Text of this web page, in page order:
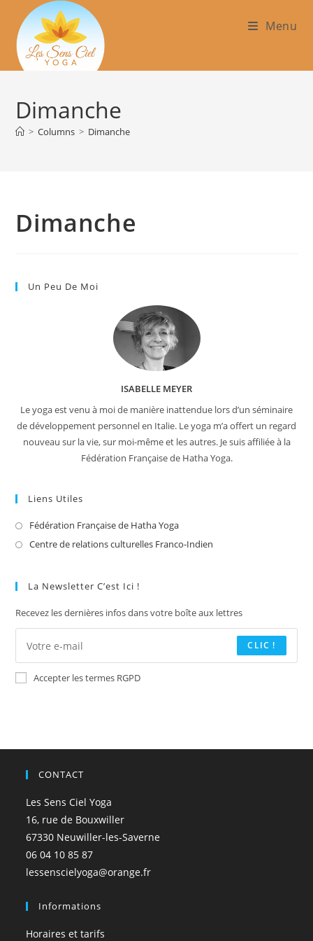
content
Menu
Dimanche
> Columns > Dimanche
Dimanche
Un Peu De Moi
ISABELLE MEYER
Le yoga est venu à moi de manière inattendue lors d’un séminaire
de développement personnel en Italie. Le yoga m’a offert un regard
nouveau sur la vie, sur moi-même et les autres. Je suis affiliée à la
Fédération Française de Hatha Yoga.
Liens Utiles
Fédération Française de Hatha YogaS’ouvre
dans
Centre de relations culturelles Franco-Indien
onglet
La Newsletter C’est Ici !
Recevez les dernières infos dans votre boîte aux lettres
CLIC !
Accepter les termes RGPD
CONTACT
Les Sens Ciel Yoga
16, rue de Bouxwiller
67330 Neuwiller-les-Saverne
06 04 10 85 87
lessenscielyoga@orange.fr
Informations
Horaires et tarifs